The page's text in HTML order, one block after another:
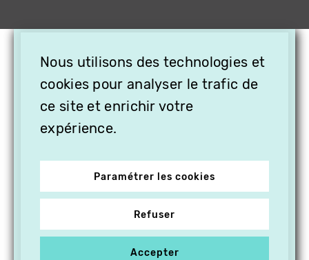
Nous utilisons des technologies et
cookies pour analyser le trafic de
ce site et enrichir votre
expérience.
Paramétrer les cookies
Refuser
Accepter
OFFREZ LA VIDÉO EN
CADEAU, ABONNEZ VOS
PROCHES À VITHÈQUE !